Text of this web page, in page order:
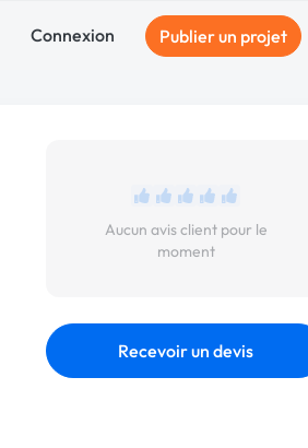
Connexion Publier un projet
Aucun avis client pour le
moment
Recevoir un devis